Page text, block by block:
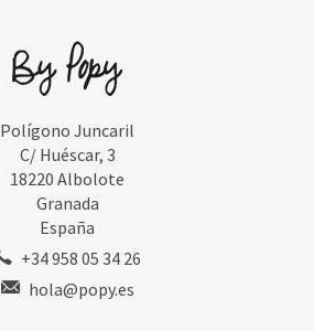
Polígono Juncaril
C/ Huéscar, 3
18220 Albolote
Granada
España
+34 958 05 34 26
hola@popy.es